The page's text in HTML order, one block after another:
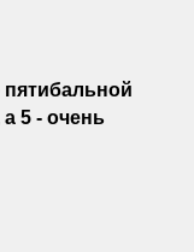
пятибальной
5 - очень